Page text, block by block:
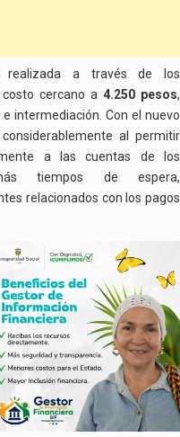
realizada a través de los
cercano a 4.250 pesos,
intermediación. Con el nuevo
al permitir
a las cuentas de los
tiempos de espera,
relacionados con los pagos